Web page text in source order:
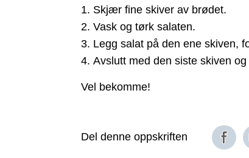
Skjær fine skiver av brødet.
Vask og tørk salaten.
Legg salat på den ene skiven,
Avslutt med den siste skiven og
Vel bekomme!
Del denne oppskriften